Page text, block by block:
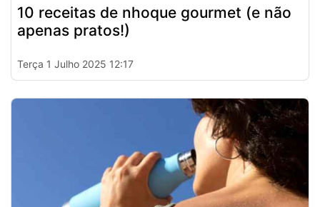
10 receitas de nhoque gourmet (e não
apenas pratos!)
Terça 1 Julho 2025 12:17